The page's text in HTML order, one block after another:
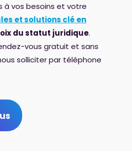
vos besoins et votre
et solutions clé en
du statut juridique.
vous gratuit et sans
solliciter par téléphone